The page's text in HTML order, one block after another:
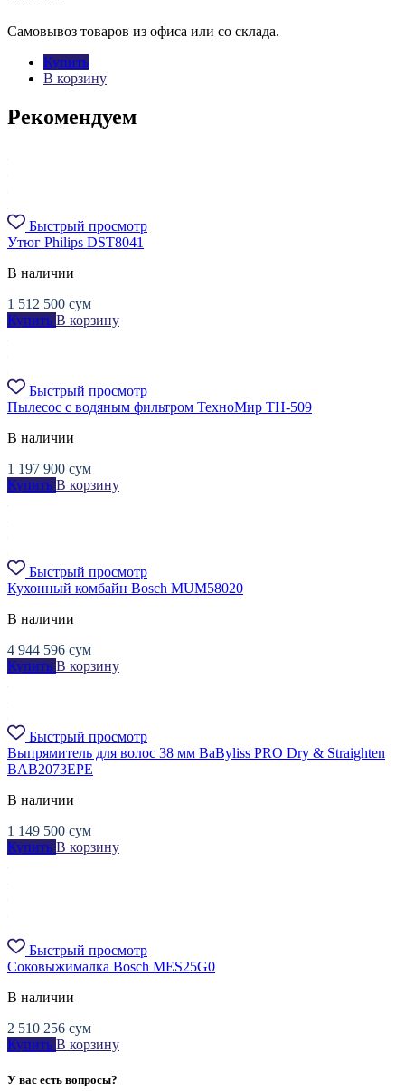
Самовывоз товаров из офиса или со склада.
Купить
В корзину
Рекомендуем
Быстрый просмотр
Утюг Philips DST8041
В наличии
1 512 500 сум
Купить В корзину
Быстрый просмотр
Пылесос с водяным фильтром ТехноМир TH-509
В наличии
1 197 900 сум
Купить В корзину
Быстрый просмотр
Кухонный комбайн Bosch MUM58020
В наличии
4 944 596 сум
Купить В корзину
Быстрый просмотр
Выпрямитель для волос 38 мм BaByliss PRO Dry & Straighten
BAB2073EPE
В наличии
1 149 500 сум
Купить В корзину
Быстрый просмотр
Соковыжималка Bosch MES25G0
В наличии
2 510 256 сум
Купить В корзину
У вас есть вопросы?